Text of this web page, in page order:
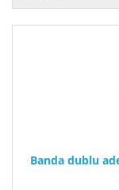
Banda dublu